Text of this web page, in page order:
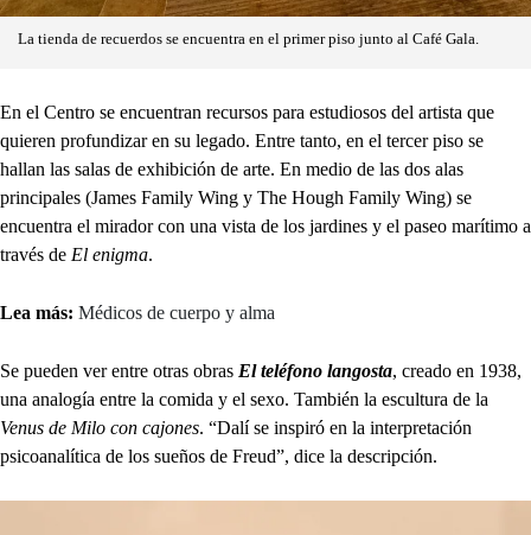
La tienda de recuerdos se encuentra en el primer piso junto al Café Gala.
En el Centro se encuentran recursos para estudiosos del artista que
quieren profundizar en su legado. Entre tanto, en el tercer piso se
hallan las salas de exhibición de arte. En medio de las dos alas
principales (James Family Wing y The Hough Family Wing) se
encuentra el mirador con una vista de los jardines y el paseo marítimo a
través de El enigma.
Lea más: Médicos de cuerpo y alma
Se pueden ver entre otras obras El teléfono langosta, creado en 1938,
una analogía entre la comida y el sexo. También la escultura de la
Venus de Milo con cajones. “Dalí se inspiró en la interpretación
psicoanalítica de los sueños de Freud”, dice la descripción.